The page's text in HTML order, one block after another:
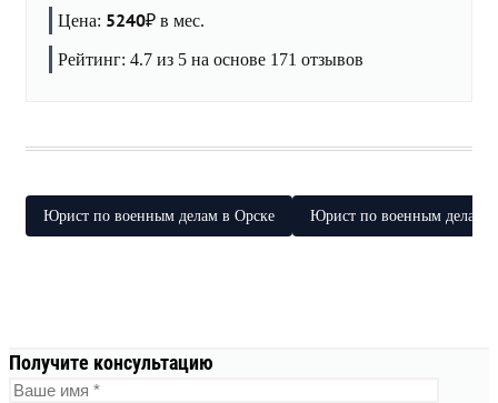
Цена: 5240₽ в мес.
Рейтинг: 4.7 из 5 на основе 171 отзывов
Юрист по военным делам в Орске Юрист по военным делам в
Получите консультацию